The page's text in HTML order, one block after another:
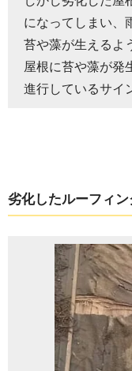
になってしまい、
苔や藻が生えるよ
屋根に苔や藻が発
進行しているサイ
劣化したルーフィン